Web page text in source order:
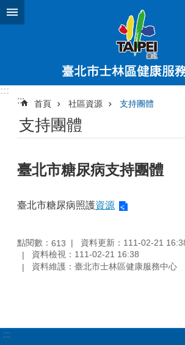
跳到主要內容區塊
:::
:::
首頁 社區資源 支持團體
支持團體
臺北市糖尿病支持團體
臺北市糖尿病照護資源
點閱數： 613
資料更新：111-02-21
資料檢視：111-02-21 16:38
資料維護：臺北市士林區健康服務中心
:::